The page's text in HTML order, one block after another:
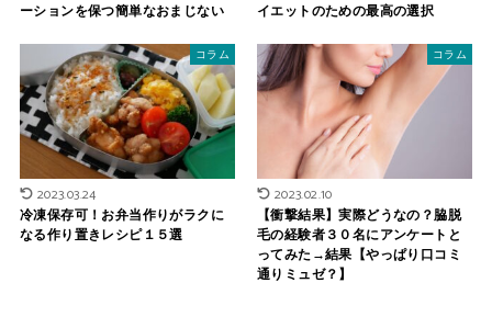
ーションを保つ簡単なおまじない
イエットのための最高の選択
コラム
2023.03.24
冷凍保存可！お弁当作りがラクに
なる作り置きレシピ１５選
コラム
2023.02.10
【衝撃結果】実際どうなの？脇脱
毛の経験者３０名にアンケートと
ってみた→結果【やっぱり口コミ
通りミュゼ？】